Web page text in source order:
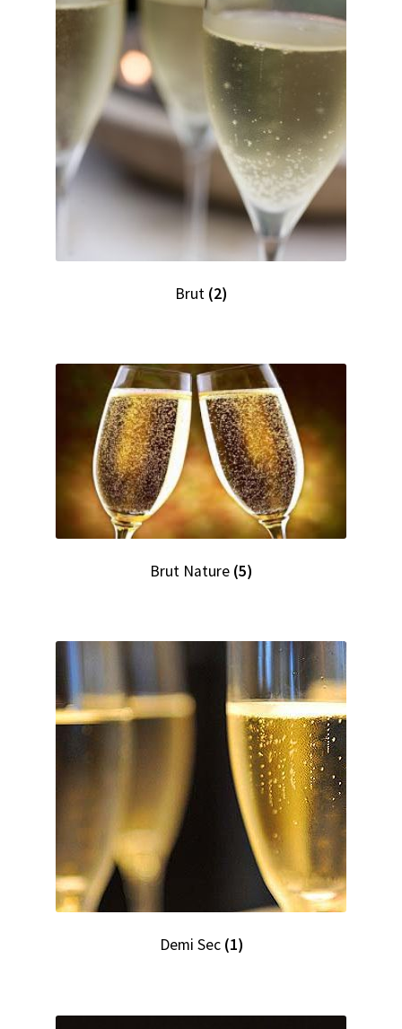
Brut (2)
Brut Nature (5)
Demi Sec (1)